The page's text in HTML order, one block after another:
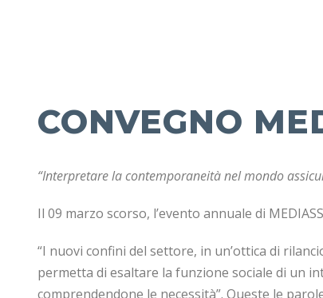
CONVEGNO
“Interpretare la contemporaneità nel mondo
Il 09 marzo scorso, l’evento annuale di
“I nuovi confini del settore, in un’ottica di
permetta di esaltare la funzione sociale di un
comprendendone le necessità”. Queste le